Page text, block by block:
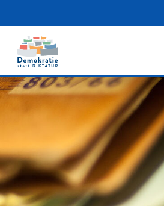
Zur
Startseite
Demokratie
statt
Diktatur